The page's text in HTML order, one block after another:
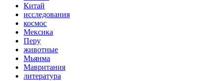
Китай
исследования
космос
Мексика
Перу
животные
Мьянма
Мавритания
литература